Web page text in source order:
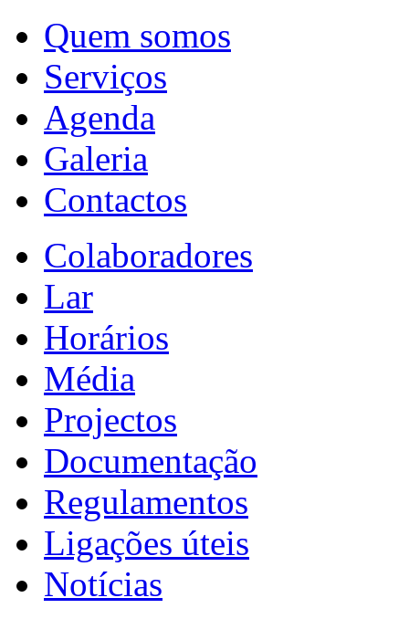
Quem somos
Serviços
Agenda
Galeria
Contactos
Colaboradores
Lar
Horários
Média
Projectos
Documentação
Regulamentos
Ligações úteis
Notícias